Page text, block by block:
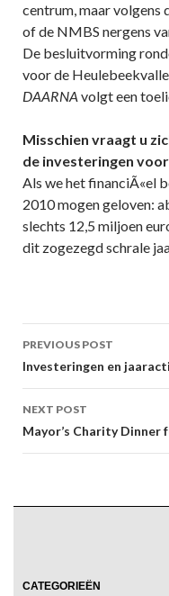
centrum, maar volgens
of de NMBS nergens
De besluitvorming
voor de
DAARNA volgt een
Misschien vraagt u
de investeringen
Als we het financiÃ«el
2010 mogen geloven:
slechts 12,5 miljoen
dit zogezegd schrale
Post
navigation
PREVIOUS POST
Investeringen en
NEXT POST
Mayor’s Charity Dinner
CATEGORIEËN